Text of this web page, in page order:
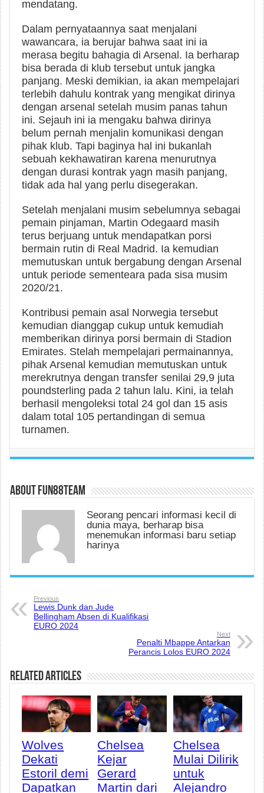
mendatang.
Dalam pernyataannya saat menjalani
wawancara, ia berujar bahwa saat ini ia
merasa begitu bahagia di Arsenal. Ia berharap
bisa berada di klub tersebut untuk jangka
panjang. Meski demikian, ia akan mempelajari
terlebih dahulu kontrak yang mengikat dirinya
dengan arsenal setelah musim panas tahun
ini. Sejauh ini ia mengaku bahwa dirinya
belum pernah menjalin komunikasi dengan
pihak klub. Tapi baginya hal ini bukanlah
sebuah kekhawatiran karena menurutnya
dengan durasi kontrak yagn masih panjang,
tidak ada hal yang perlu disegerakan.
Setelah menjalani musim sebelumnya sebagai
pemain pinjaman, Martin Odegaard masih
terus berjuang untuk mendapatkan porsi
bermain rutin di Real Madrid. Ia kemudian
memutuskan untuk bergabung dengan Arsenal
untuk periode sementeara pada sisa musim
2020/21.
Kontribusi pemain asal Norwegia tersebut
kemudian dianggap cukup untuk kemudiah
memberikan dirinya porsi bermain di Stadion
Emirates. Stelah mempelajari permainannya,
pihak Arsenal kemudian memutuskan untuk
merekrutnya dengan transfer senilai 29,9 juta
poundsterling pada 2 tahun lalu. Kini, ia telah
berhasil mengoleksi total 24 gol dan 15 asis
dalam total 105 pertandingan di semua
turnamen.
About fun88team
Seorang pencari informasi kecil di
dunia maya, berharap bisa
menemukan informasi baru setiap
harinya
Previous
Lewis Dunk dan Jude
Bellingham Absen di Kualifikasi
EURO 2024
Next
Penalti Mbappe Antarkan
Perancis Lolos EURO 2024
Related Articles
Wolves
Dekati
Estoril demi
Dapatkan
Chelsea
Kejar
Gerard
Martin dari
Chelsea
Mulai Dilirik
untuk
Alejandro